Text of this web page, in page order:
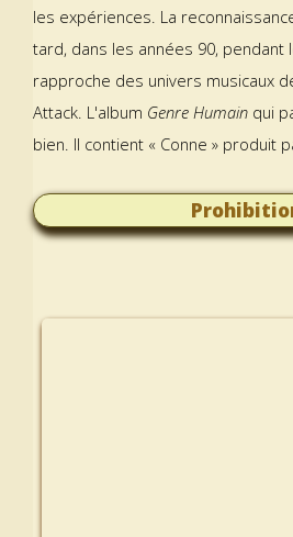
les expériences. La
tard, dans les années 90, pendant
rapproche des univers musicaux
Attack. L'album Genre Humain qui
bien. Il contient « Conne » produit